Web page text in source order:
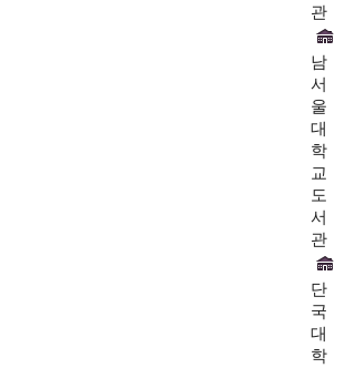
관
남
서
울
대
학
교
도
서
관
단
국
대
학